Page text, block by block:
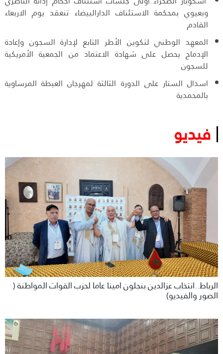
وبعيوي بمحكمة الاستئناف الدارالبيضاء تنعقد يوم الاربعاء
القادم
المعهد الوطني لتكوين الأطر التابع لإدارة السجون وإعادة
الإدماج يحصل على شهادة الاعتماد من الجمعية الأمريكية
للسجون
اسدال الستار على الدورة الثالثة لمهرجان العيطة المرساوية
بالمحمدية
فيديو
الرباط..انتخاب عزالدين بنجلون امينا عاما لحزب القوات المواطنة (
الصور والفيديو)